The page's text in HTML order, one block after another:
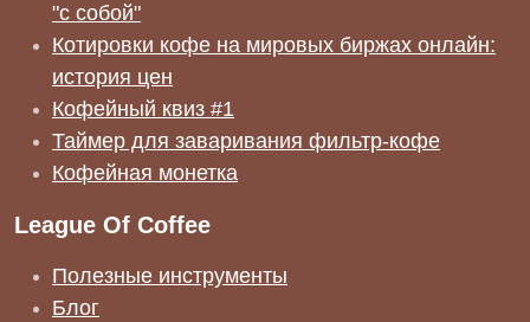
"с собой"
Котировки кофе на мировых биржах онлайн:
история цен
Кофейный квиз #1
Таймер для заваривания фильтр-кофе
Кофейная монетка
League Of Coffee
Полезные инструменты
Блог